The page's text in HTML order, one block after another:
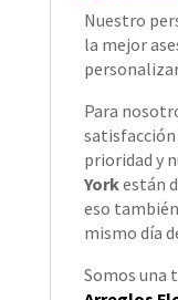
Nuestro
la mejor
Para
satisfacción
prioridad y
Yorkestán
eso también
mismo día
Somos una